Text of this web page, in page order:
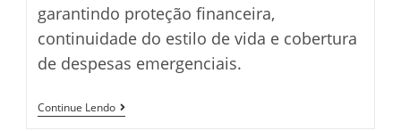
garantindo proteção financeira,
continuidade do estilo de vida e cobertura
de despesas emergenciais.
Continue LendoSeguro
De